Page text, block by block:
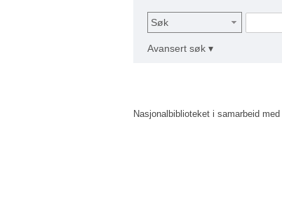
Søk
Avansert søk ▾
Nasjonalbiblioteket i samarbeid med